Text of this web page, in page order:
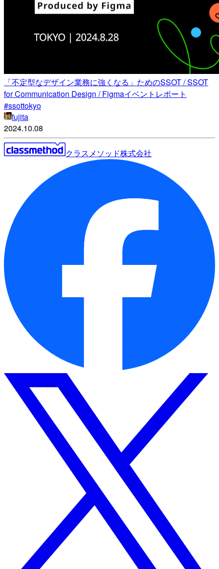
「不定型なデザイン業務に強くなる」ためのSSOT / SSOT
for Communication Design / Figmaイベントレポート
#ssottokyo
fujita
2024.10.08
クラスメソッド株式会社